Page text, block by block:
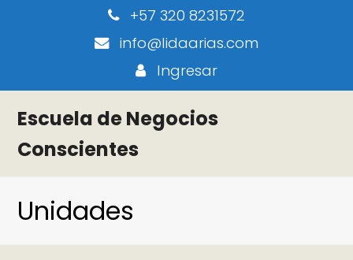
+57 320 8231572
info@lidaarias.com
Ingresar
Escuela de Negocios
Conscientes
Unidades